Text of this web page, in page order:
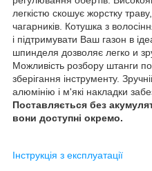
легкістю скошує жорстку
чагарників. Котушка з
і підтримувати Ваш газон в
шпинделя дозволяє легко и
Можливість розбору штанги
зберігання інструменту.
алюмінію і м'які накладки
Поставляється без
вони доступні окремо.
Інструкція з експлуатації